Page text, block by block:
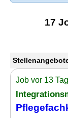
17
Job vor 13